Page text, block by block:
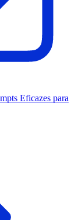
Eficazes para